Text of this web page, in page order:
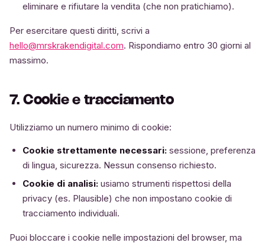
eliminare e rifiutare la vendita (che non pratichiamo).
Per esercitare questi diritti, scrivi a
hello@mrskrakendigital.com. Rispondiamo entro 30 giorni al
massimo.
7. Cookie e tracciamento
Utilizziamo un numero minimo di cookie:
Cookie strettamente necessari: sessione, preferenza
di lingua, sicurezza. Nessun consenso richiesto.
Cookie di analisi: usiamo strumenti rispettosi della
privacy (es. Plausible) che non impostano cookie di
tracciamento individuali.
Puoi bloccare i cookie nelle impostazioni del browser, ma